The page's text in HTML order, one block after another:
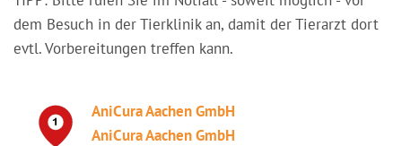
dem Besuch in der Tierklinik an, damit der Tierarzt dort
evtl. Vorbereitungen treffen kann.
AniCura Aachen GmbH
AniCura Aachen GmbH